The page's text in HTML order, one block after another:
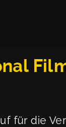
für die